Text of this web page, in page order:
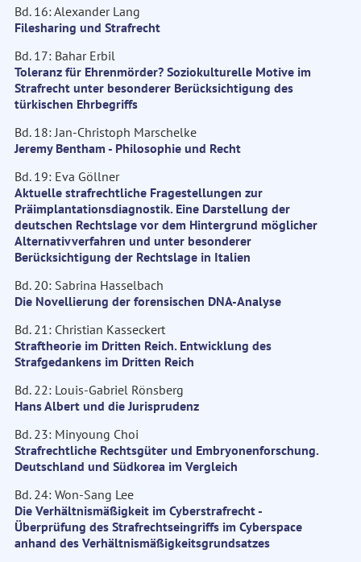
Bd. 16: Alexander Lang
Filesharing und Strafrecht
Bd. 17: Bahar Erbil
Toleranz für Ehrenmörder? Soziokulturelle Motive im
Strafrecht unter besonderer Berücksichtigung des
türkischen Ehrbegriffs
Bd. 18: Jan-Christoph Marschelke
Jeremy Bentham - Philosophie und Recht
Bd. 19: Eva Göllner
Aktuelle strafrechtliche Fragestellungen zur
Präimplantationsdiagnostik. Eine Darstellung der
deutschen Rechtslage vor dem Hintergrund möglicher
Alternativverfahren und unter besonderer
Berücksichtigung der Rechtslage in Italien
Bd. 20: Sabrina Hasselbach
Die Novellierung der forensischen DNA-Analyse
Bd. 21: Christian Kasseckert
Straftheorie im Dritten Reich. Entwicklung des
Strafgedankens im Dritten Reich
Bd. 22: Louis-Gabriel Rönsberg
Hans Albert und die Jurisprudenz
Bd. 23: Minyoung Choi
Strafrechtliche Rechtsgüter und Embryonenforschung.
Deutschland und Südkorea im Vergleich
Bd. 24: Won-Sang Lee
Die Verhältnismäßigkeit im Cyberstrafrecht -
Überprüfung des Strafrechtseingriffs im Cyberspace
anhand des Verhältnismäßigkeitsgrundsatzes